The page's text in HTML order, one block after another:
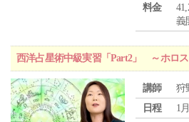
料金
義
西洋占星術中級実習「Part2」 ～ホロ
講師
狩
日程
1